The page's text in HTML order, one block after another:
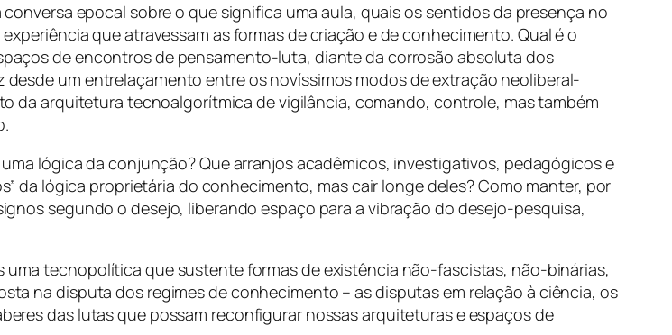
epocal sobre o que significa uma aula, quais os sentidos da presença no
que atravessam as formas de criação e de conhecimento. Qual é o
de encontros de pensamento-luta, diante da corrosão absoluta dos
um entrelaçamento entre os novíssimos modos de extração neoliberal-
da arquitetura tecnoalgorítmica de vigilância, comando, controle, mas também
lógica da conjunção? Que arranjos acadêmicos, investigativos, pedagógicos e
da lógica proprietária do conhecimento, mas cair longe deles? Como manter, por
segundo o desejo, liberando espaço para a vibração do desejo-pesquisa,
tecnopolítica que sustente formas de existência não-fascistas, não-binárias,
na disputa dos regimes de conhecimento – as disputas em relação à ciência, os
das lutas que possam reconfigurar nossas arquiteturas e espaços de